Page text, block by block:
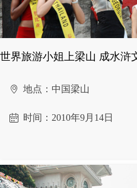
世界旅游小姐上梁山 成水浒
ꄹ 地点：中国梁山
ꅄ 时间：2010年9月14日